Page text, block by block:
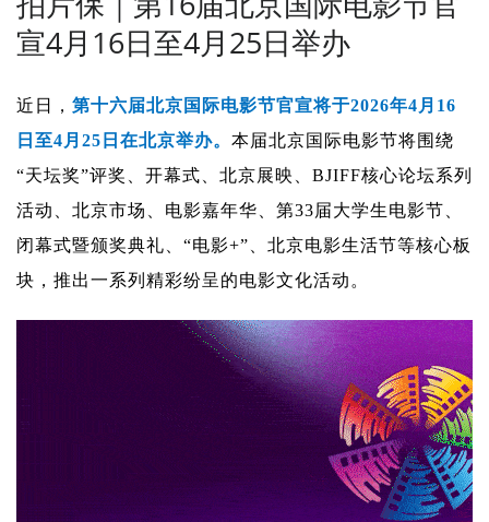
宣4月16日至4月25日举办
近日， 第十六届北京国际电影节官宣将于2026年4月16
日至4月25日在北京举办。 本届北京国际电影节将围绕
“天坛奖”评奖、开幕式、北京展映、BJIFF核心论坛系列
活动、北京市场、电影嘉年华、第33届大学生电影节、
闭幕式暨颁奖典礼、“电影+”、北京电影生活节等核心板
块，推出一系列精彩纷呈的电影文化活动。